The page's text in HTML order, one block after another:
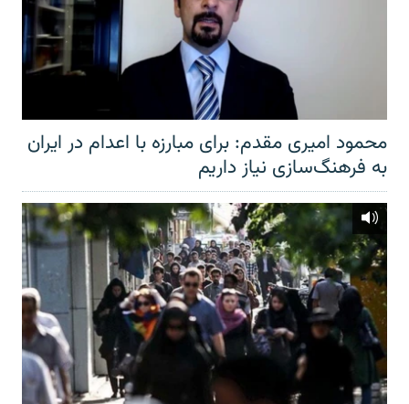
محمود امیری مقدم: برای مبارزه با اعدام در ایران
به فرهنگ‌سازی نیاز داریم